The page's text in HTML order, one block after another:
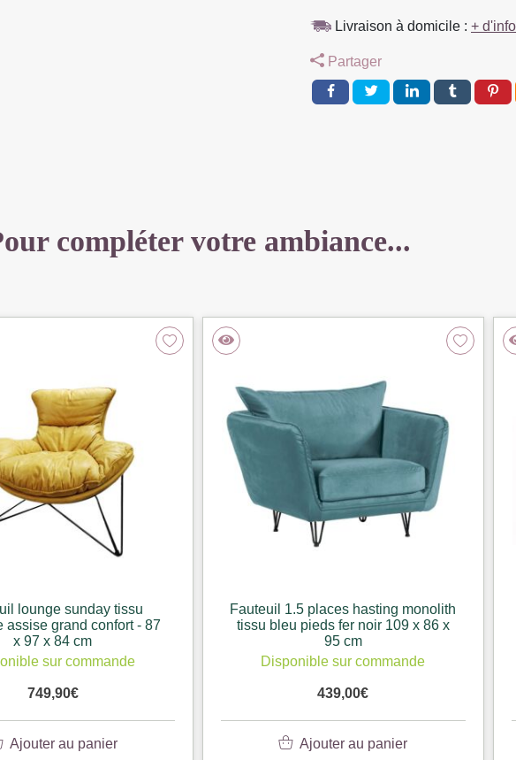
TISSU
KAKI
220
X
Livraison à domicile : + d'info
Partager
compléter votre ambiance...
lounge sunday tissu
assise grand confort - 87
x 97 x 84 cm
sur commande
749,90€
Ajouter au panier
Fauteuil 1.5 places hasting monolith
tissu bleu pieds fer noir 109 x 86 x
95 cm
Disponible sur commande
439,00€
Ajouter au panier